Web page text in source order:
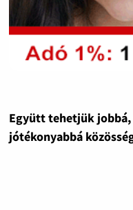
Együtt tehetjük jobbá,
jótékonyabbá